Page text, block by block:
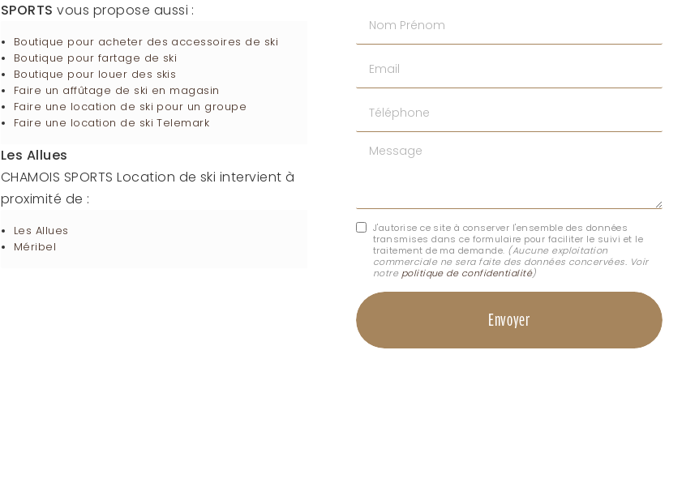
SPORTS vous propose aussi :
Boutique pour acheter des accessoires de ski
Boutique pour fartage de ski
Boutique pour louer des skis
Faire un affûtage de ski en magasin
Faire une location de ski pour un groupe
Faire une location de ski Telemark
Les Allues
CHAMOIS SPORTS Location de ski intervient à
proximité de :
Les Allues
Méribel
Nom Prénom
Email
Téléphone
Message
J'autorise ce site à conserver l'ensemble des données
transmises dans ce formulaire pour faciliter le suivi et le
traitement de ma demande. (Aucune exploitation
commerciale ne sera faite des données concervées. Voir
notre politique de confidentialité)